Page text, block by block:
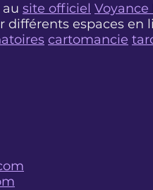
site officiel Voyance
différents espaces en
cartomancie